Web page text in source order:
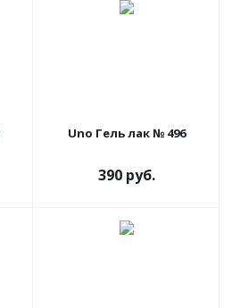
Uno Гель лак № 496
390 руб.